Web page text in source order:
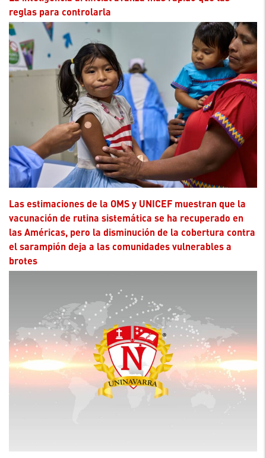
reglas para controlarla
Las estimaciones de la OMS y UNICEF muestran que la
vacunación de rutina sistemática se ha recuperado en
las Américas, pero la disminución de la cobertura contra
el sarampión deja a las comunidades vulnerables a
brotes